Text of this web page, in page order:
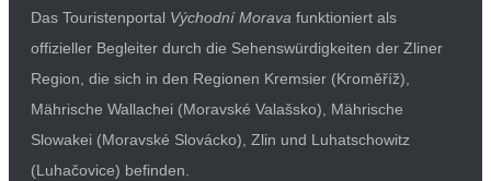
Das Touristenportal Východní Morava funktioniert als
offizieller Begleiter durch die Sehenswürdigkeiten der Zliner
Region, die sich in den Regionen Kremsier (Kroměříž),
Mährische Wallachei (Moravské Valašsko), Mährische
Slowakei (Moravské Slovácko), Zlin und Luhatschowitz
(Luhačovice) befinden.